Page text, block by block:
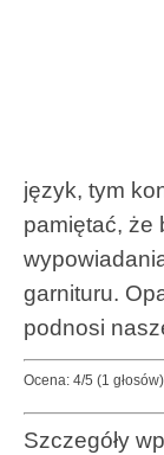
język, tym
pamiętać, że
garnituru.
podnosi
Ocena: 4/5 (1 głosów)
Szczegóły